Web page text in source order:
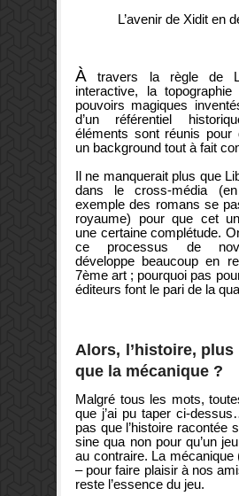
L’avenir de Xidit en
À travers la règle de
interactive, la
pouvoirs magiques
d’un référentiel
éléments sont réunis pour
un background tout à fait
Il ne manquerait plus que
dans le cross-média
exemple des romans se
royaume) pour que cet
une certaine complétude.
ce processus de
développe beaucoup en
7ème art ; pourquoi pas
éditeurs font le pari de la
Alors, l’histoire,
que la mécanique ?
Malgré tous les mots,
que j’ai pu taper ci-
pas que l’histoire racontée
sine qua non pour qu’un
au contraire. La
– pour faire plaisir à nos
reste l’essence du jeu.